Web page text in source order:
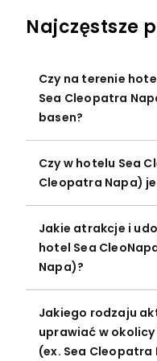
Najczęstsze
Czy na terenie
Sea Cleopatra
basen?
Czy w hotelu Sea
Cleopatra Napa)
Jakie atrakcje i
hotel Sea
Napa)?
Jakiego rodzaju
uprawiać w
(ex. Sea Cleopatra